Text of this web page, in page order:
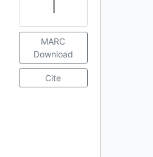
MARC
Download
Cite